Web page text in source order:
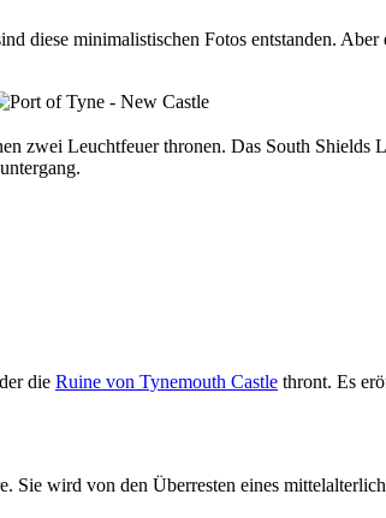
diese minimalistischen Fotos entstanden.
zwei Leuchtfeuer thronen. Das South
die Ruine von Tynemouth Castle thront. Es
Sie wird von den Überresten eines